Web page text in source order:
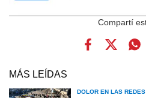
MÁS LEÍDAS
DOLOR EN LAS REDES